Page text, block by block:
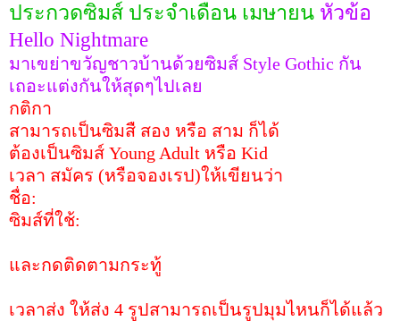
ประกวดซิมส์ ประจำเดือน เมษายน หัวข้อ
Hello Nightmare
มาเขย่าขวัญชาวบ้านด้วยซิมส์ Style Gothic กัน
เถอะแต่งกันให้สุดๆไปเลย
กติกา
สามารถเป็นซิมสื สอง หรือ สาม ก็ได้
ต้องเป็นซิมส์ Young Adult หรือ Kid
เวลา สมัคร (หรือจองเรป)ให้เขียนว่า
ชื่อ:
ซิมส์ที่ใช้:
และกดติดตามกระทู้
เวลาส่ง ให้ส่ง 4 รูปสามารถเป็นรูปมุมไหนก็ได้แล้ว